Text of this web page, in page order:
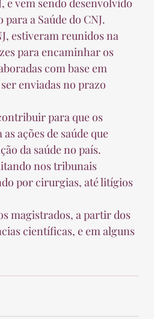
a Saúde do CNJ.
estiveram reunidos na
para encaminhar os
com base em
enviadas no prazo
ações de saúde que
da saúde no país.
nos tribunais
por cirurgias, até litígios
científicas, e em alguns